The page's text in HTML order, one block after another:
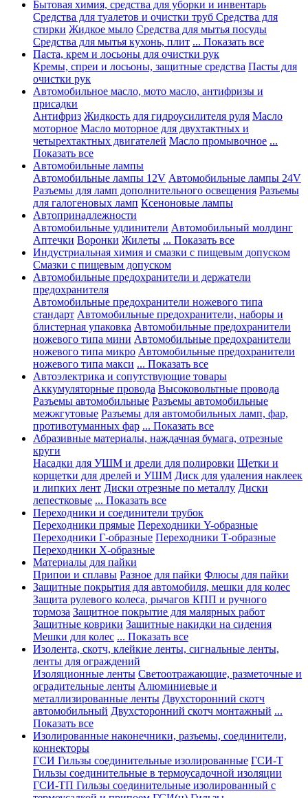
Бытовая химия, средства для уборки и инвентарь
Средства для туалетов и очистки труб Средства для
стирки Жидкое мыло Средства для мытья посуды
Средства для мытья кухонь, плит ... Показать все
Паста, крем и лосьоны для очистки рук
Кремы, спреи и лосьоны, защитные средства Пасты для
очистки рук
Автомобильное масло, мото масло, антифризы и
присадки
Антифриз Жидкость для гидроусилителя руля Масло
моторное Масло моторное для двухтактных и
четырехтактных двигателей Масло промывочное ...
Показать все
Автомобильные лампы
Автомобильные лампы 12V Автомобильные лампы 24V
Разъемы для ламп дополнительного освещения Разъемы
для галогеновых ламп Ксеноновые лампы
Автопринадлежности
Автомобильные удлинители Автомобильный молдинг
Аптечки Воронки Жилеты ... Показать все
Индустриальная химия и смазки с пищевым допуском
Смазки с пищевым допуском
Автомобильные предохранители и держатели
предохранителя
Автомобильные предохранители ножевого типа
стандарт Автомобильные предохранители, наборы и
блистерная упаковка Автомобильные предохранители
ножевого типа мини Автомобильные предохранители
ножевого типа микро Автомобильные предохранители
ножевого типа макси ... Показать все
Автоэлектрика и сопутствующие товары
Аккумуляторные провода Высоковольтные провода
Разъемы автомобильные Разъемы автомобильные
межжгутовые Разъемы для автомобильных ламп, фар,
противотуманных фар ... Показать все
Абразивные материалы, наждачная бумага, отрезные
круги
Насадки для УШМ и дрели для полировки Щетки и
корщетки для дрелей и УШМ Диск для удаления наклеек
и липких лент Диски отрезные по металлу Диски
лепестковые ... Показать все
Переходники и соединители трубок
Переходники прямые Переходники Y-образные
Переходники Г-образные Переходники Т-образные
Переходники Х-образные
Материалы для пайки
Припои и сплавы Разное для пайки Флюсы для пайки
Защитные покрытия для автомобиля, мешки для колес
Защита рулевого колеса, рычагов КПП и ручного
тормоза Защитное покрытие для малярных работ
Защитные коврики Защитные накидки на сидения
Мешки для колес ... Показать все
Изолента, скотч, клейкие ленты, сигнальные ленты,
ленты для ограждений
Изоляционные ленты Светоотражающие, разметочные и
оградительные ленты Алюминиевые и
металлизированные ленты Двухсторонний скотч
автомобильный Двухсторонний скотч монтажный ...
Показать все
Изолированные наконечники, разъемы, соединители,
коннекторы
ГСИ Гильзы соединительные изолированные ГСИ-Т
Гильзы соединительные в термоусадочной изоляции
ГСИ-ТП Гильзы соединительные изолированный с